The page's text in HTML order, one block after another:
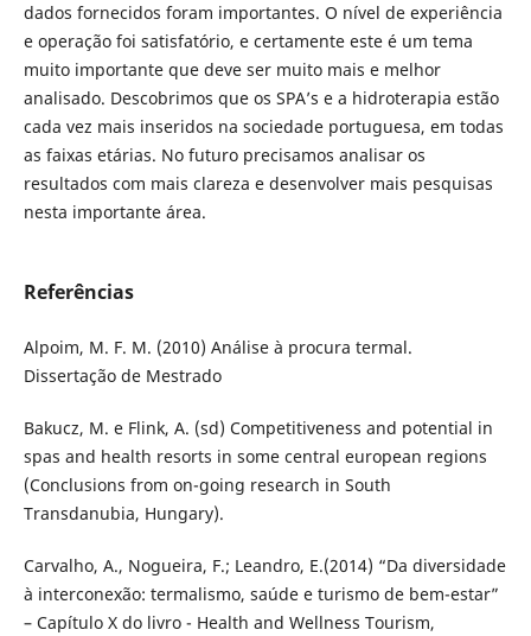
dados fornecidos foram importantes. O nível de experiência
e operação foi satisfatório, e certamente este é um tema
muito importante que deve ser muito mais e melhor
analisado. Descobrimos que os SPA’s e a hidroterapia estão
cada vez mais inseridos na sociedade portuguesa, em todas
as faixas etárias. No futuro precisamos analisar os
resultados com mais clareza e desenvolver mais pesquisas
nesta importante área.
Referências
Alpoim, M. F. M. (2010) Análise à procura termal.
Dissertação de Mestrado
Bakucz, M. e Flink, A. (sd) Competitiveness and potential in
spas and health resorts in some central european regions
(Conclusions from on-going research in South
Transdanubia, Hungary).
Carvalho, A., Nogueira, F.; Leandro, E.(2014) “Da diversidade
à interconexão: termalismo, saúde e turismo de bem-estar”
– Capítulo X do livro - Health and Wellness Tourism,